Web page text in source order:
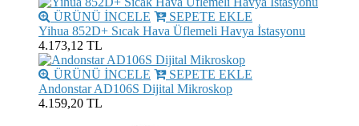
ÜRÜNÜ İNCELE
SEPETE EKLE
Yihua 852D+ Sıcak Hava Üflemeli Havya İstasyonu
4.173,12 TL
ÜRÜNÜ İNCELE
SEPETE EKLE
Andonstar AD106S Dijital Mikroskop
4.159,20 TL